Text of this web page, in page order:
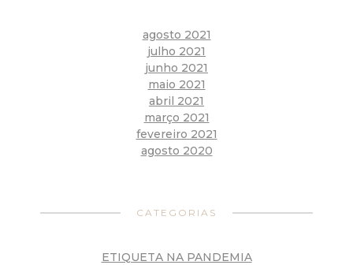
agosto 2021
julho 2021
junho 2021
maio 2021
abril 2021
março 2021
fevereiro 2021
agosto 2020
CATEGORIAS
ETIQUETA NA PANDEMIA